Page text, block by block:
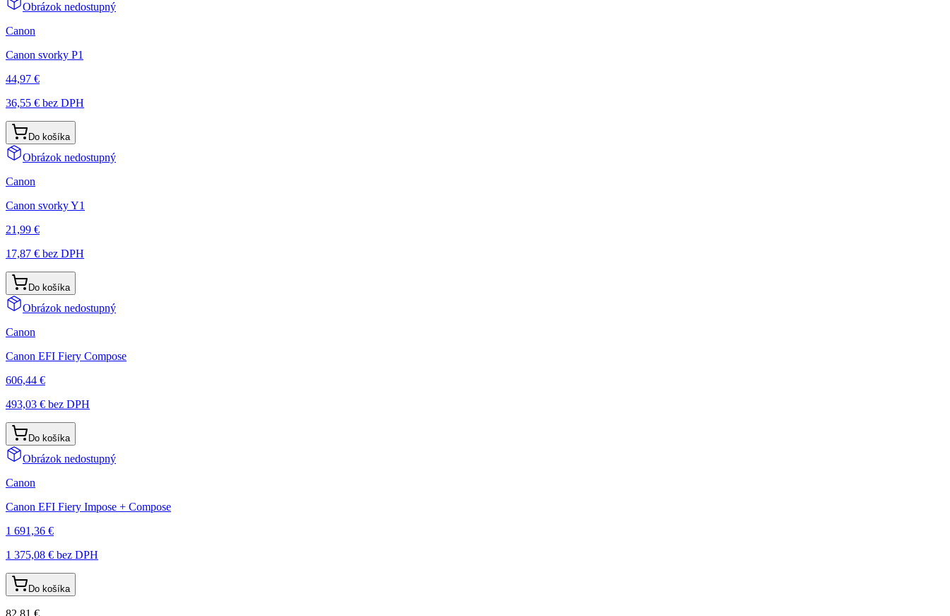
Obrázok nedostupný
Canon
Canon svorky P1
44,97 €
36,55 € bez DPH
Do košíka
Obrázok nedostupný
Canon
Canon svorky Y1
21,99 €
17,87 € bez DPH
Do košíka
Obrázok nedostupný
Canon
Canon EFI Fiery Compose
606,44 €
493,03 € bez DPH
Do košíka
Obrázok nedostupný
Canon
Canon EFI Fiery Impose + Compose
1 691,36 €
1 375,08 € bez DPH
Do košíka
82,81 €